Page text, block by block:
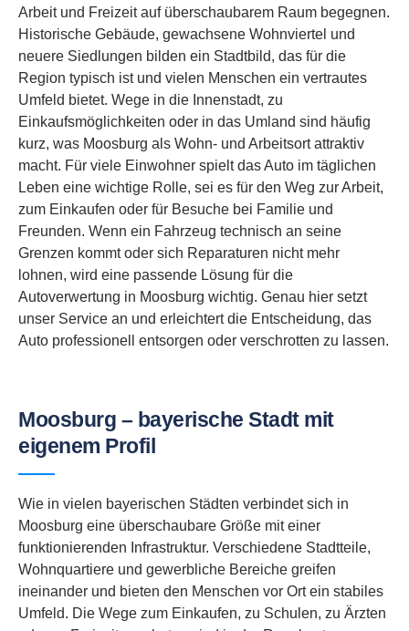
Arbeit und Freizeit auf überschaubarem Raum begegnen.
Historische Gebäude, gewachsene Wohnviertel und
neuere Siedlungen bilden ein Stadtbild, das für die
Region typisch ist und vielen Menschen ein vertrautes
Umfeld bietet. Wege in die Innenstadt, zu
Einkaufsmöglichkeiten oder in das Umland sind häufig
kurz, was Moosburg als Wohn- und Arbeitsort attraktiv
macht. Für viele Einwohner spielt das Auto im täglichen
Leben eine wichtige Rolle, sei es für den Weg zur Arbeit,
zum Einkaufen oder für Besuche bei Familie und
Freunden. Wenn ein Fahrzeug technisch an seine
Grenzen kommt oder sich Reparaturen nicht mehr
lohnen, wird eine passende Lösung für die
Autoverwertung in Moosburg wichtig. Genau hier setzt
unser Service an und erleichtert die Entscheidung, das
Auto professionell entsorgen oder verschrotten zu lassen.
Moosburg – bayerische Stadt mit
eigenem Profil
Wie in vielen bayerischen Städten verbindet sich in
Moosburg eine überschaubare Größe mit einer
funktionierenden Infrastruktur. Verschiedene Stadtteile,
Wohnquartiere und gewerbliche Bereiche greifen
ineinander und bieten den Menschen vor Ort ein stabiles
Umfeld. Die Wege zum Einkaufen, zu Schulen, zu Ärzten